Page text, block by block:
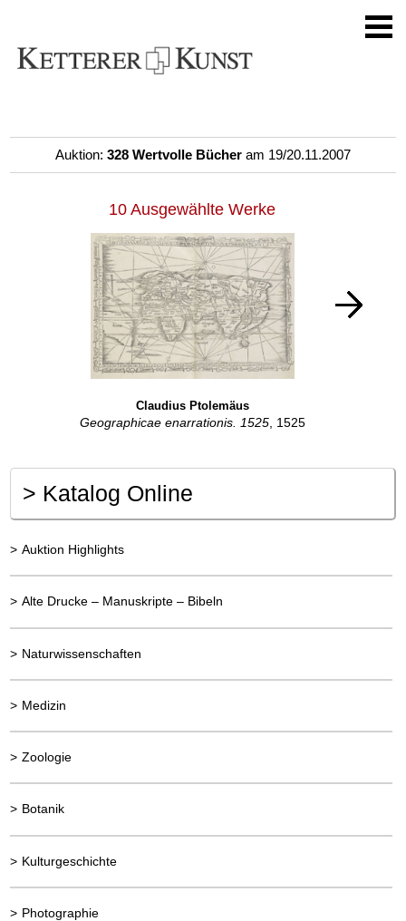
Auktion: 328 Wertvolle Bücher am 19/20.11.2007
10 Ausgewählte Werke
Claudius Ptolemäus
Geographicae enarrationis. 1525, 1525
> Katalog Online
> Auktion Highlights
> Alte Drucke – Manuskripte – Bibeln
> Naturwissenschaften
> Medizin
> Zoologie
> Botanik
> Kulturgeschichte
> Photographie